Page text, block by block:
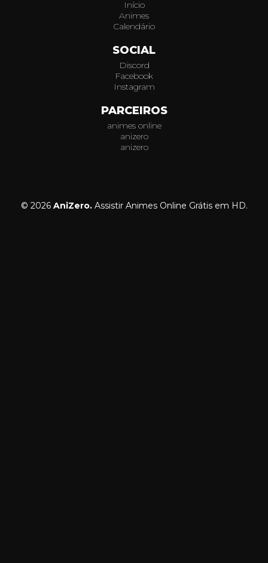
Início
Animes
Calendário
SOCIAL
Discord
Facebook
Instagram
PARCEIROS
animes online
anizero
anizero
© 2026 AniZero.Assistir Animes Online Grátis em HD.